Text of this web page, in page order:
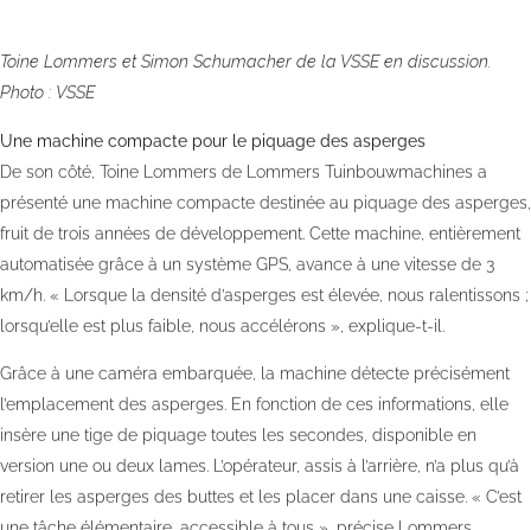
Toine Lommers et Simon Schumacher de la VSSE en discussion.
Photo : VSSE
Une machine compacte pour le piquage des asperges
De son côté, Toine Lommers de Lommers Tuinbouwmachines a
présenté une machine compacte destinée au piquage des asperges,
fruit de trois années de développement. Cette machine, entièrement
automatisée grâce à un système GPS, avance à une vitesse de 3
km/h. « Lorsque la densité d’asperges est élevée, nous ralentissons ;
lorsqu’elle est plus faible, nous accélérons », explique-t-il.
Grâce à une caméra embarquée, la machine détecte précisément
l’emplacement des asperges. En fonction de ces informations, elle
insère une tige de piquage toutes les secondes, disponible en
version une ou deux lames. L’opérateur, assis à l’arrière, n’a plus qu’à
retirer les asperges des buttes et les placer dans une caisse. « C’est